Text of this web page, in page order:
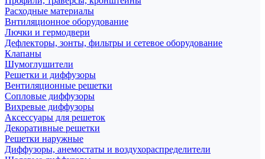
Расходные материалы
Внтиляционное оборудование
Лючки и гермодвери
Дефлекторы, зонты, фильтры и сетевое оборудование
Клапаны
Шумоглушители
Решетки и диффузоры
Вентиляционные решетки
Сопловые диффузоры
Вихревые диффузоры
Аксессуары для решеток
Декоративные решетки
Решетки наружные
Диффузоры, анемостаты и воздухораспределители